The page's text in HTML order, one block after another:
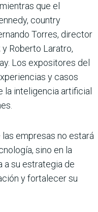
que el
country
Torres, director
Roberto Laratro,
Los expositores del
y casos
la inteligencia artificial
las empresas no estará
sino en la
a su estrategia de
y fortalecer su